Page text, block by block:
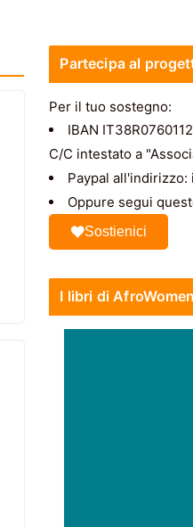
Partecipa al
Per il tuo sostegno:
IBAN
C/C intestato a
Paypal
Oppure segui
Sostienici
I libri di